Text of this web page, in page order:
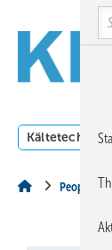
Hauptinhalt
Hauptmenü
SiteSearch
Kältetechnik
People